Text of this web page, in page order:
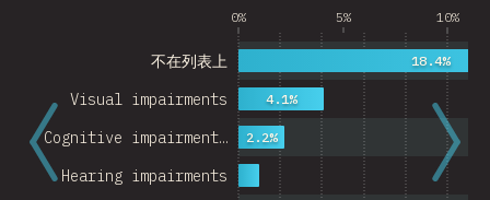
0% 5% 10%
Hearing impairments
Cognitive impairment…
Visual impairments
不在列表上
2.2%
4.1%
18.4%